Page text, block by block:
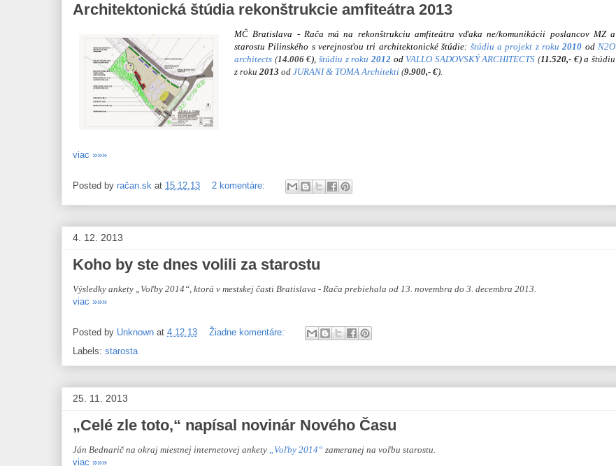
Architektonická štúdia rekonštrukcie amfiteátra 2013
MČ Bratislava - Rača má na rekonštrukciu amfiteátra vďaka ne/komunikácii poslancov MZ a
starostu Pilinského s verejnosťou tri architektonické štúdie: štúdiu a projekt z roku2010 odN2O
architects (14.006 €), štúdiu z roku 2012 od VALLO SADOVSKÝ ARCHITECTS (11.520,- €) aštúdiu
z roku 2013 od JURANI& TOMA Architekti (9.900,- €).
viac »»»
Posted by račan.sk at 15.12.13 2 komentáre:
4. 12. 2013
Koho by ste dnes volili za starostu
Výsledky ankety „Voľby 2014“, ktorá v mestskej časti Bratislava - Rača prebiehala od 13. novembra do 3. decembra 2013.
viac »»»
Posted by Unknown at 4.12.13
Žiadne komentáre:
Labels: starosta
25. 11. 2013
„Celé zle toto,“ napísal novinár Nového Času
Ján Bednarič na okraj miestnej internetovej ankety „Voľby 2014“ zameranej na voľbu starostu.
viac »»»